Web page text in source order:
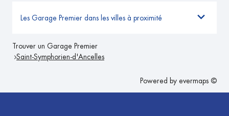
Les Garage Premier dans les villes à proximité
Trouver un Garage Premier
Saint-Symphorien-d'Ancelles
Powered by evermaps ©